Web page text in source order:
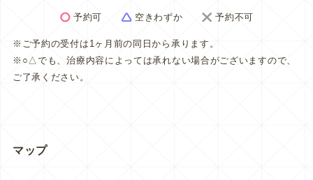
予約可 空きわずか 予約不可
※ご予約の受付は1ヶ月前の同日から承ります。
※○△でも、治療内容によっては承れない場合がございますので、
ご了承ください。
マップ